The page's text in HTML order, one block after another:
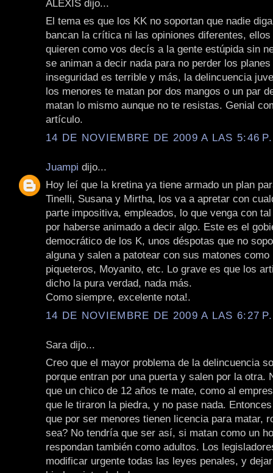
ALEXIS dijo...
El tema es que los KK no soportan que nadie
bancan la crítica ni las opiniones diferentes,
quieren como vos decís a la gente estúpida sin
se animan a decir nada para no perder los
inseguridad es terrible y más, la delincuencia
los menores te matan por dos mangos o un par
matan lo mismo aunque no te resistas. Genial
artículo.
14 DE NOVIEMBRE DE 2009 A LAS 5:46
Juampi dijo...
Hoy leí que la kretina ya tiene armado un plan
Tinelli, Susana y Mirtha, los va a apretar con
parte impositiva, empleados, lo que venga con
por haberse animado a decir algo. Este es el
democrático de los K, unos déspotas que no
alguna y salen a patotear con sus matones
piqueteros, Moyanito, etc. Lo grave es que los
dicho la pura verdad, nada más.
Como siempre, excelente nota!.
14 DE NOVIEMBRE DE 2009 A LAS 6:27
Sara dijo...
Creo que el mayor problema de la delincuencia
porque entran por una puerta y salen por la otra.
que un chico de 12 años te mate, como al
que le tiraron la piedra, y no pase nada.
que por ser menores tienen licencia para matar,
sea? No tendría que ser así, si matan como un
respondan también como adultos. Los
modificar urgente todas las leyes penales, y